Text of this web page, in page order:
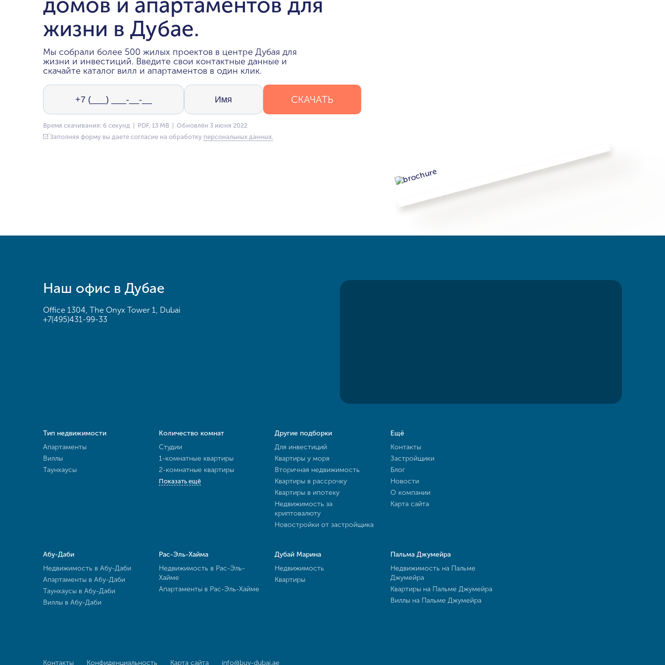
жизни в Дубае.
Мы собрали более 500 жилых проектов в центре Дубая для
жизни и инвестиций. Введите свои контактные данные и
скачайте каталог вилл и апартаментов в один клик.
СКАЧАТЬ
Время скачивания: 6 секунд | PDF, 13 MB | Обновлён 3 июня 2022
Заполняя форму вы даете согласие на обработку персональных данных.
Наш офис в Дубае
Office 1304, The Onyx Tower 1, Dubai
+7(495)431-99-33
Тип недвижимости
Апартаменты
Виллы
Таунхаусы
Количество комнат
Студии
1-комнатные квартиры
2-комнатные квартиры
Показать ещё
Другие подборки
Для инвестиций
Квартиры у моря
Вторичная недвижимость
Квартиры в рассрочку
Квартиры в ипотеку
Недвижимость за
криптовалюту
Новостройки от застройщика
Ещё
Контакты
Застройщики
Блог
Новости
О компании
Карта сайта
Абу-Даби
Недвижимость в Абу-Даби
Апартаменты в Абу-Даби
Таунхаусы в Абу-Даби
Виллы в Абу-Даби
Рас-Эль-Хайма
Недвижимость в Рас-Эль-
Хайме
Апартаменты в Рас-Эль-Хайме
Дубай Марина
Недвижимость
Квартиры
Пальма Джумейра
Недвижимость на Пальме
Джумейра
Квартиры на Пальме Джумейра
Виллы на Пальме Джумейра
Контакты Конфиденциальность Карта сайта info@buy-dubai.ae